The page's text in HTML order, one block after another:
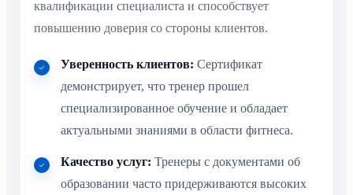
квалификации специалиста и способствует
повышению доверия со стороны клиентов.
Уверенность клиентов: Сертификат
демонстрирует, что тренер прошел
специализированное обучение и обладает
актуальными знаниями в области фитнеса.
Качество услуг: Тренеры с документами об
образовании часто придерживаются высоких